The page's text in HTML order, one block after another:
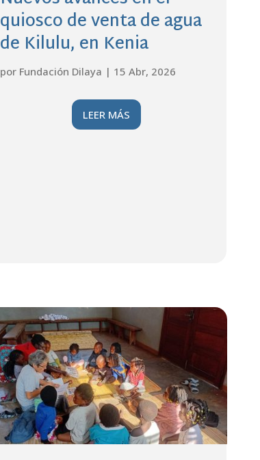
quiosco de venta de agua
de Kilulu, en Kenia
por Fundación Dilaya | 15 Abr, 2026
LEER MÁS